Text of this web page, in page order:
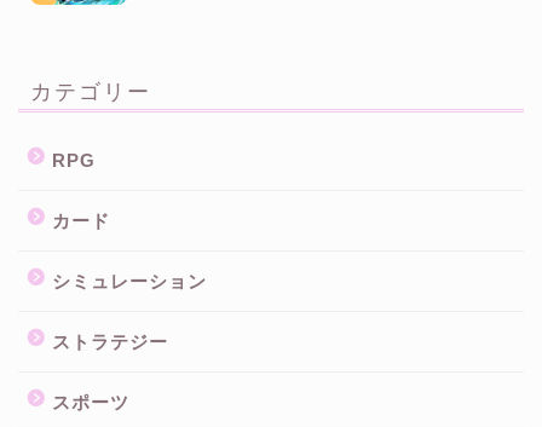
カテゴリー
RPG
カード
シミュレーション
ストラテジー
スポーツ